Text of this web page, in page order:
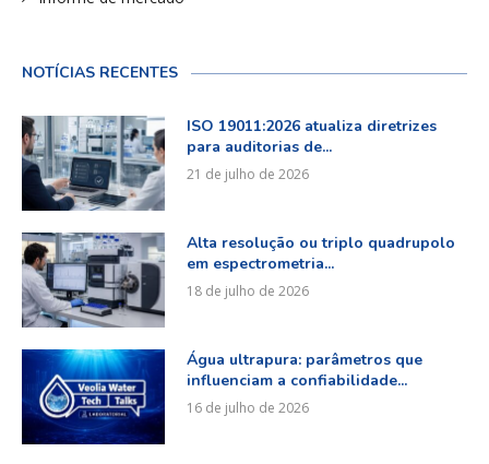
NOTÍCIAS RECENTES
ISO 19011:2026 atualiza diretrizes
para auditorias de...
21 de julho de 2026
Alta resolução ou triplo quadrupolo
em espectrometria...
18 de julho de 2026
Água ultrapura: parâmetros que
influenciam a confiabilidade...
16 de julho de 2026